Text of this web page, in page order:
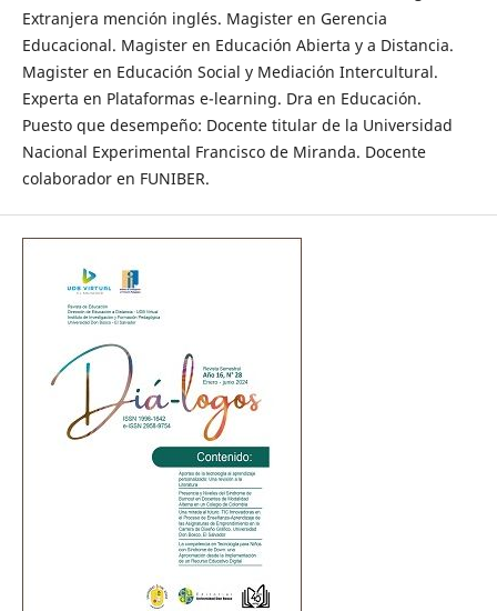
Extranjera mención inglés. Magister en Gerencia
Educacional. Magister en Educación Abierta y a Distancia.
Magister en Educación Social y Mediación Intercultural.
Experta en Plataformas e-learning. Dra en Educación.
Puesto que desempeño: Docente titular de la Universidad
Nacional Experimental Francisco de Miranda. Docente
colaborador en FUNIBER.